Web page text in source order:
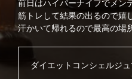
前日はハイパーナイフでメン
筋トレして結果の出るので嬉
汗かいて帰れるので最高の場
ダイエットコンシェルジ